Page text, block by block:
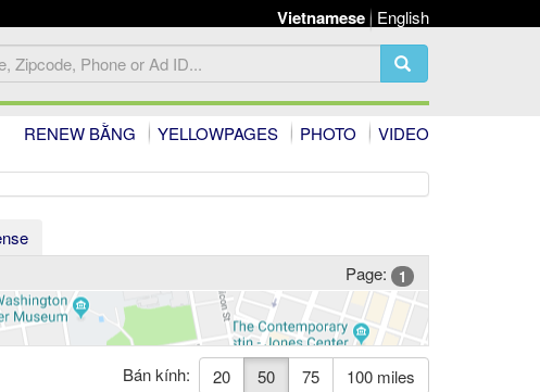
Vietnamese English
RENEW BẰNG YELLOWPAGES PHOTO VIDEO
Page: 1
20 50 75 100 miles
Bán kính: